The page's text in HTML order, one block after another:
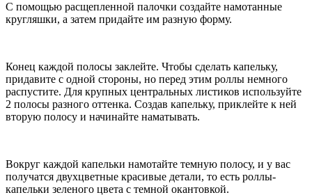
С помощью расщепленной палочки создайте намотанные
кругляшки, а затем придайте им разную форму.
Конец каждой полосы заклейте. Чтобы сделать капельку,
придавите с одной стороны, но перед этим роллы немного
распустите. Для крупных центральных листиков используйте
2 полосы разного оттенка. Создав капельку, приклейте к ней
вторую полосу и начинайте наматывать.
Вокруг каждой капельки намотайте темную полосу, и у вас
получатся двухцветные красивые детали, то есть роллы-
капельки зеленого цвета с темной окантовкой.